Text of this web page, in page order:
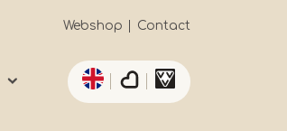
Secundaïre
navigatie
Webshop Contact
List additional